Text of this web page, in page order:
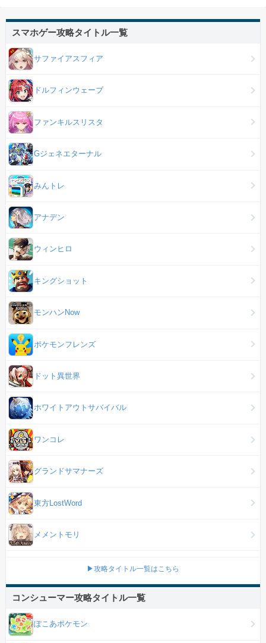
スマホゲー攻略タイトル一覧
サファイアスフィア
ドルフィンウェーブ
ファンキルスリスタ
Gジェネエターナル
みんトレ
アナデン
ウィンヒロ
キングショット
モンハンNow
ポケモンフレンズ
ドット異世界
ホワイトアウトサバイバル
ワンコレ
グランドサマナーズ
東方LostWord
メメントモリ
▶攻略タイトル一覧はこちら
コンシューマー攻略タイトル一覧
ぽこあポケモン